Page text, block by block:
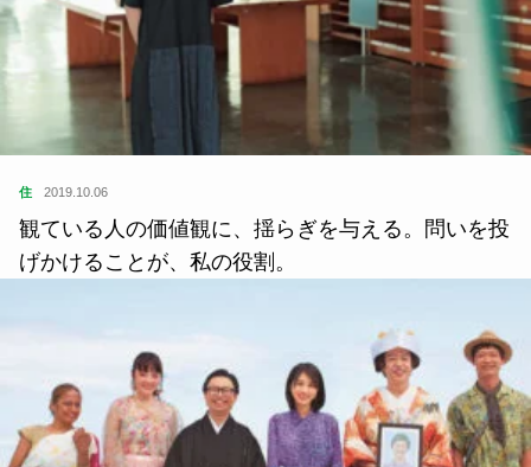
住 2019.10.06
観ている人の価値観に、揺らぎを与える。問いを投
げかけることが、私の役割。